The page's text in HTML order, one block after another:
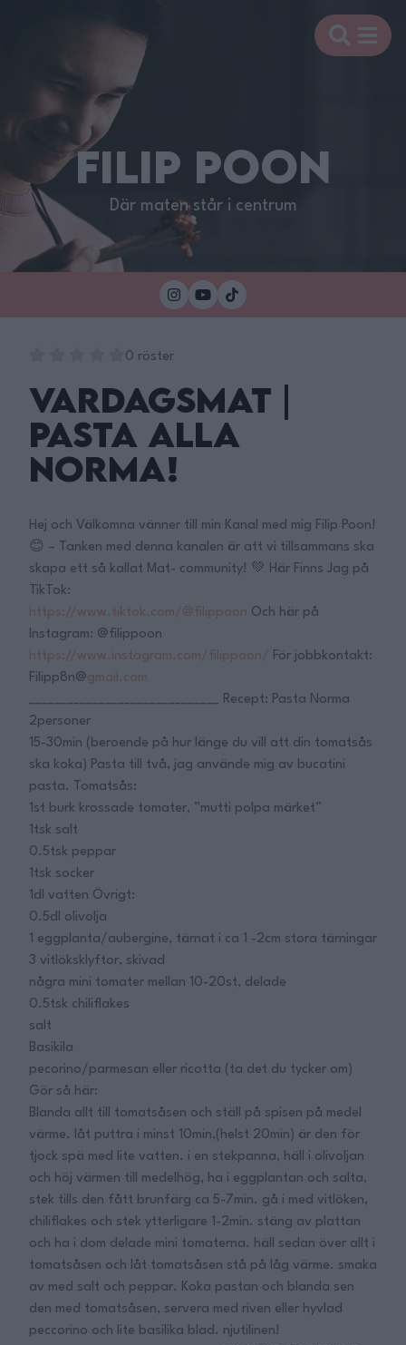
FILIP POON
Där maten står i centrum
0 röster
Vardagsmat |
Pasta alla
Norma!
Hej och Välkomna vänner till min Kanal med mig Filip Poon!
😊 – Tanken med denna kanalen är att vi tillsammans ska
skapa ett så kallat Mat- community! 💚 Här Finns Jag på
TikTok:
https://www.tiktok.com/@filippoon Och här på
Instagram: @filippoon
https://www.instagram.com/filippoon/ För jobbkontakt:
Filipp8n@gmail.com
______________________________ Recept: Pasta Norma
2personer
15-30min (beroende på hur länge du vill att din tomatsås
ska koka) Pasta till två, jag använde mig av bucatini
pasta. Tomatsås:
1st burk krossade tomater, ”mutti polpa märket”
1tsk salt
0.5tsk peppar
1tsk socker
1dl vatten Övrigt:
0.5dl olivolja
1 eggplanta/aubergine, tärnat i ca 1 -2cm stora tärningar
3 vitlöksklyftor, skivad
några mini tomater mellan 10-20st, delade
0.5tsk chiliflakes
salt
Basikila
pecorino/parmesan eller ricotta (ta det du tycker om)
Gör så här:
Blanda allt till tomatsåsen och ställ på spisen på medel
värme. låt puttra i minst 10min,(helst 20min) är den för
tjock spä med lite vatten. i en stekpanna, häll i olivoljan
och höj värmen till medelhög, ha i eggplantan och salta,
stek tills den fått brunfärg ca 5-7min. gå i med vitlöken,
chiliflakes och stek ytterligare 1-2min. stäng av plattan
och ha i dom delade mini tomaterna. häll sedan över allt i
tomatsåsen och låt tomatsåsen stå på låg värme. smaka
av med salt och peppar. Koka pastan och blanda sen
den med tomatsåsen, servera med riven eller hyvlad
peccorino och lite basilika blad. njutilinen!